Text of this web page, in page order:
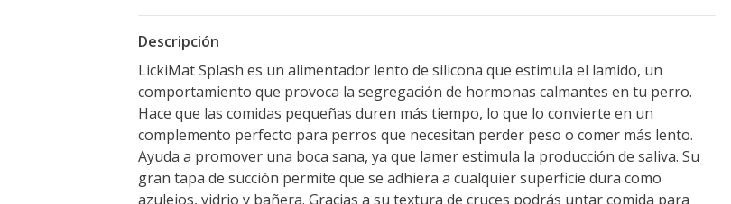
Descripción
LickiMat Splash es un alimentador lento de silicona que estimula el lamido, un
comportamiento que provoca la segregación de hormonas calmantes en tu perro.
Hace que las comidas pequeñas duren más tiempo, lo que lo convierte en un
complemento perfecto para perros que necesitan perder peso o comer más lento.
Ayuda a promover una boca sana, ya que lamer estimula la producción de saliva. Su
gran tapa de succión permite que se adhiera a cualquier superficie dura como
azulejos, vidrio y bañera. Gracias a su textura de cruces podrás untar comida para